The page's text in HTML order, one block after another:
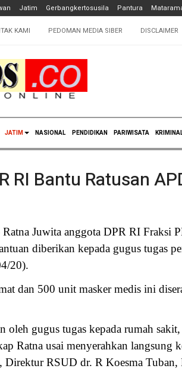
Jatim Gerbangkertosusila Pantura
KAMI PEDOMAN MEDIA SIBER DISCLAIMER
JATIM NASIONAL PENDIDIKAN PARIWISATA
RI Bantu Ratusan
Ratna Juwita anggota DPR RI Fraksi
diberikan kepada gugus tugas
20).
dan 500 unit masker medis ini
oleh gugus tugas kepada rumah
Ratna usai menyerahkan langsung
Direktur RSUD dr. R Koesma